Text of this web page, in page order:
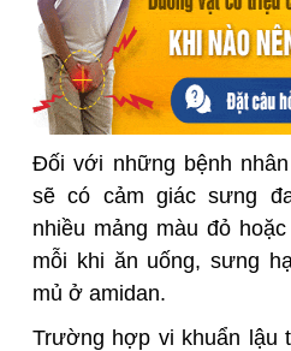
Đối với những bệnh
sẽ có cảm giác sưng
nhiều mảng màu đỏ
mỗi khi ăn uống, sưng
mủ ở amidan.
Trường hợp vi khuẩn lậu